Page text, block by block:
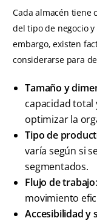
Cada almacén tiene
del tipo de negocio
embargo, existen
considerarse para
Tamaño y
capacidad
optimizar la
Tipo de
varía según si
segmentados.
Flujo de trabajo
movimiento
Accesibilidad y